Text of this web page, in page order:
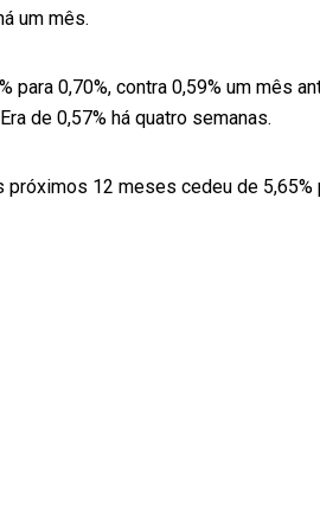
um mês.
0,70%, contra 0,59% um mês
de 0,57% há quatro semanas.
12 meses cedeu de 5,65%